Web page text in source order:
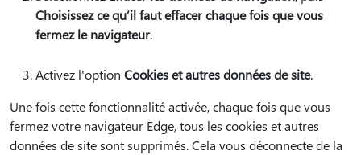
Choisissez ce qu’il faut effacer chaque fois que vous
fermez le navigateur.
Activez l'option Cookies et autres données de site.
Une fois cette fonctionnalité activée, chaque fois que vous
fermez votre navigateur Edge, tous les cookies et autres
données de site sont supprimés. Cela vous déconnecte de la